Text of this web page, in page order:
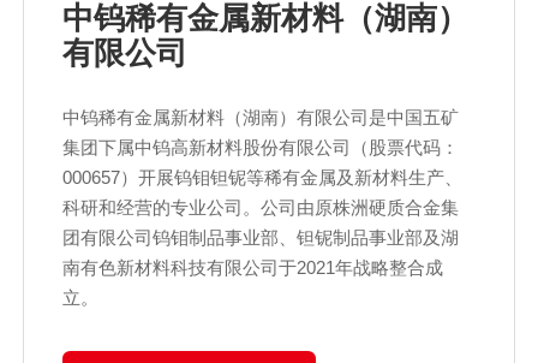
中钨稀有金属新材料（湖南）
有限公司
中钨稀有金属新材料（湖南）有限公司是中国五矿
集团下属中钨高新材料股份有限公司（股票代码：
000657）开展钨钼钽铌等稀有金属及新材料生产、
科研和经营的专业公司。公司由原株洲硬质合金集
团有限公司钨钼制品事业部、钽铌制品事业部及湖
南有色新材料科技有限公司于2021年战略整合成
立。